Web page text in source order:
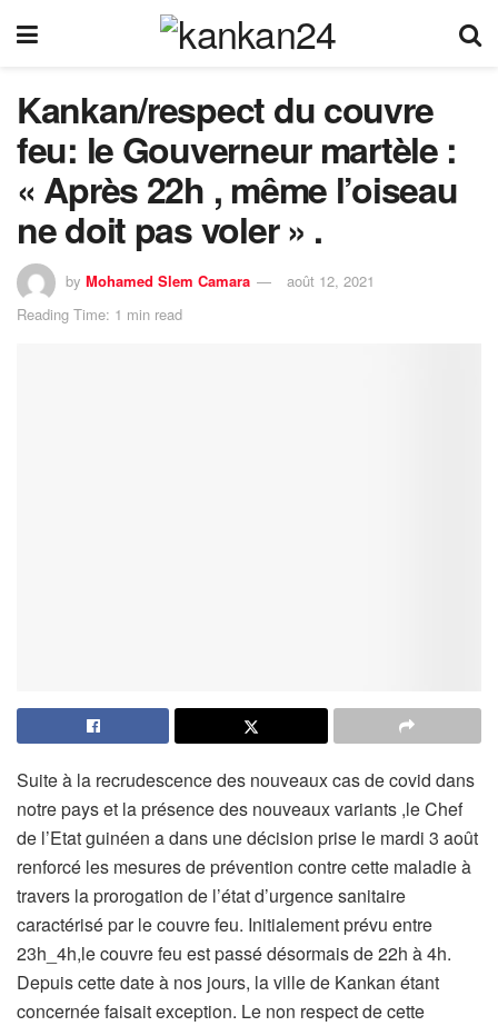
Kankan/respect du couvre
feu: le Gouverneur martèle :
« Après 22h , même l’oiseau
ne doit pas voler » .
by Mohamed Slem Camara
août 12, 2021
Reading Time: 1 min read
Suite à la recrudescence des nouveaux cas de covid dans
notre pays et la présence des nouveaux variants ,le Chef
de l’Etat guinéen a dans une décision prise le mardi 3 août
renforcé les mesures de prévention contre cette maladie à
travers la prorogation de l’état d’urgence sanitaire
caractérisé par le couvre feu. Initialement prévu entre
23h_4h,le couvre feu est passé désormais de 22h à 4h.
Depuis cette date à nos jours, la ville de Kankan étant
concernée faisait exception. Le non respect de cette